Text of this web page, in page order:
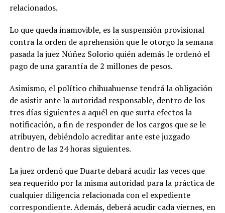
relacionados.
Lo que queda inamovible, es la suspensión provisional
contra la orden de aprehensión que le otorgo la semana
pasada la juez Núñez Solorio quién además le ordenó el
pago de una garantía de 2 millones de pesos.
Asimismo, el político chihuahuense tendrá la obligación
de asistir ante la autoridad responsable, dentro de los
tres días siguientes a aquél en que surta efectos la
notificación, a fin de responder de los cargos que se le
atribuyen, debiéndolo acreditar ante este juzgado
dentro de las 24 horas siguientes.
La juez ordenó que Duarte debará acudir las veces que
sea requerido por la misma autoridad para la práctica de
cualquier diligencia relacionada con el expediente
correspondiente. Además, deberá acudir cada viernes, en